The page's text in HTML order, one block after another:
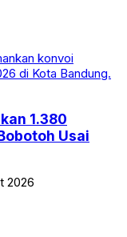
1.380
Usai
2026